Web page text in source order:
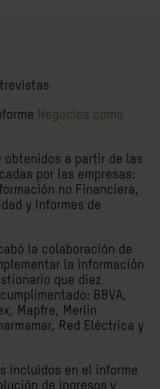
Negocios como
obtenidos a partir de las
por las empresas:
no Financiera,
y Informes de
la colaboración de
la información
que diez
BBVA,
Mapfre, Merlin
Red Eléctrica y
incluidos en el informe
de ingresos y